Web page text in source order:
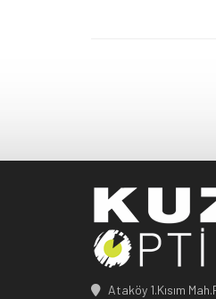
Ataköy 1.Kısım